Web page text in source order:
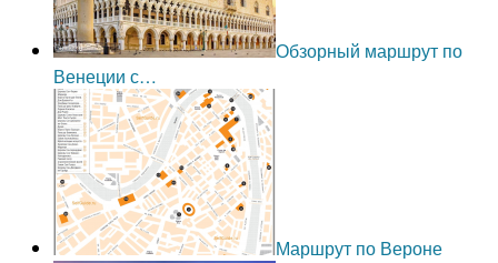
Обзорный маршрут по
Венеции с…
Маршрут по Вероне